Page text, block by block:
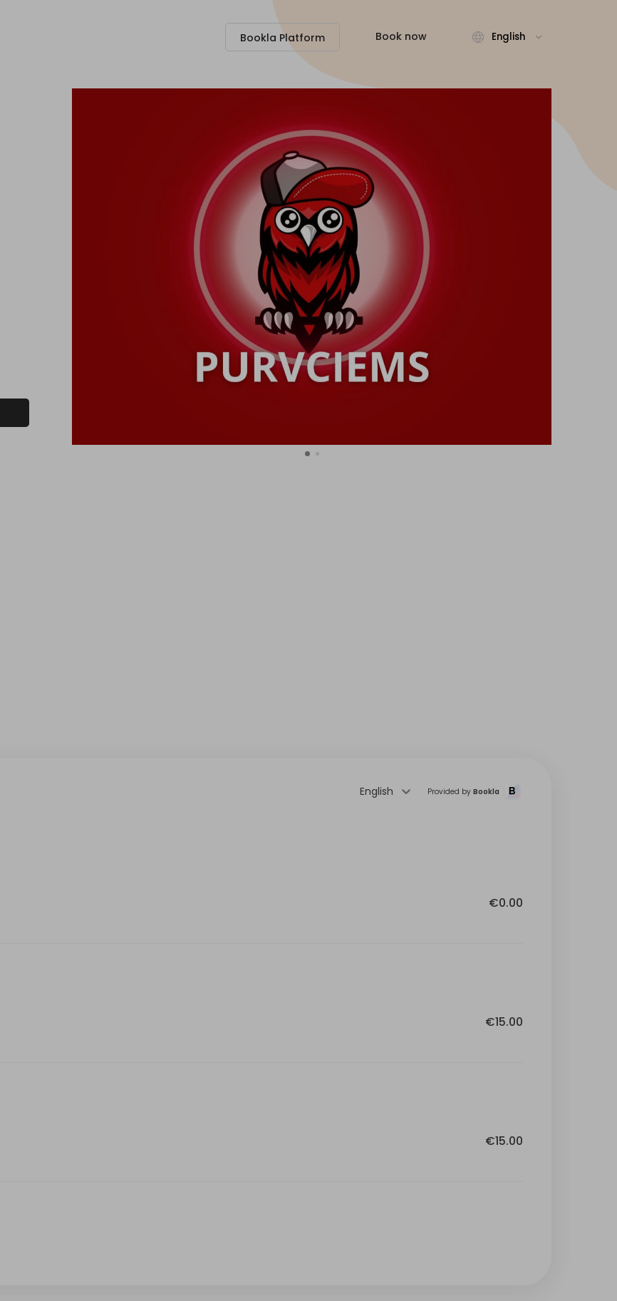
Bookla Platform Book now English